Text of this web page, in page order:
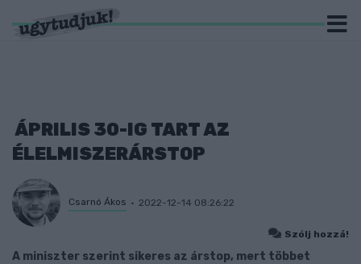
ÁPRILIS 30-IG TART AZ
ÉLELMISZERÁRSTOP
Csarnó Ákos 2022-12-14 08:26:22
Szólj hozzá!
A miniszter szerint sikeres az árstop, mert többet